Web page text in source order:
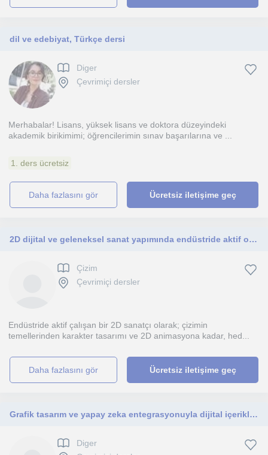
dil ve edebiyat, Türkçe dersi
Diger
Çevrimiçi dersler
Merhabalar! Lisans, yüksek lisans ve doktora düzeyindeki
akademik birikimimi; öğrencilerimin sınav başarılarına ve ...
1. ders ücretsiz
daha fazlasını gör Ücretsiz iletişime geç
2D dijital ve geleneksel sanat yapımında endüstride aktif olarak çalışmış biri olarak derslerim her seviyeden öğrenciye uygundur.
Çizim
Çevrimiçi dersler
Endüstride aktif çalışan bir 2D sanatçı olarak; çizimin
temellerinden karakter tasarımı ve 2D animasyona kadar, hed...
daha fazlasını gör Ücretsiz iletişime geç
Grafik tasarım ve yapay zeka entegrasyonuyla dijital içeriklerinizi geliştirmek isteyen her seviyeye özel ders veriyorum.
Diger